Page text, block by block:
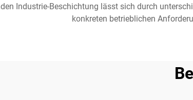
Industrie-Beschichtung lässt sich durch
konkreten betrieblichen